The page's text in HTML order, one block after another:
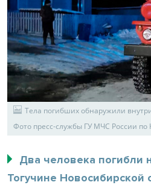
Тела погибших обнаружили
Фото пресс-службы ГУ МЧС России по
Два человека погибли
Тогучине Новосибирской